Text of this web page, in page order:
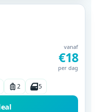
vanaf
€18
per dag
2 5